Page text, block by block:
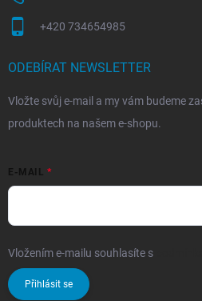
+420 734654985
ODEBÍRAT NEWSLETTER
Vložte svůj e-mail a my vám budeme
produktech na našem e-shopu.
E-MAIL
Vložením e-mailu souhlasíte s
Přihlásit se